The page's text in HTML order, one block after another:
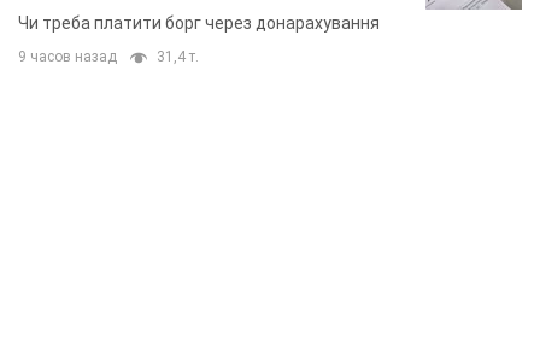
неочікуване рішення
Чи треба платити борг через донарахування
9 часов назад 31,4 т.